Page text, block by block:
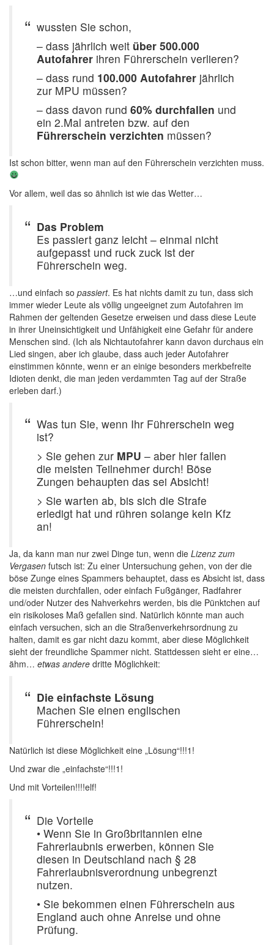
wussten Sie schon,
– dass jährlich weit über 500.000
Autofahrer ihren Führerschein verlieren?
– dass rund 100.000 Autofahrer jährlich
zur MPU müssen?
– dass davon rund 60% durchfallen und
ein 2.Mal antreten bzw. auf den
Führerschein verzichten müssen?
Ist schon bitter, wenn man auf den Führerschein verzichten muss.
Vor allem, weil das so ähnlich ist wie das Wetter…
Das Problem
Es passiert ganz leicht – einmal nicht
aufgepasst und ruck zuck ist der
Führerschein weg.
…und einfach so passiert. Es hat nichts damit zu tun, dass sich
immer wieder Leute als völlig ungeeignet zum Autofahren im
Rahmen der geltenden Gesetze erweisen und dass diese Leute
in ihrer Uneinsichtigkeit und Unfähigkeit eine Gefahr für andere
Menschen sind. (Ich als Nichtautofahrer kann davon durchaus ein
Lied singen, aber ich glaube, dass auch jeder Autofahrer
einstimmen könnte, wenn er an einige besonders merkbefreite
Idioten denkt, die man jeden verdammten Tag auf der Straße
erleben darf.)
Was tun Sie, wenn Ihr Führerschein weg
ist?
> Sie gehen zur MPU – aber hier fallen
die meisten Teilnehmer durch! Böse
Zungen behaupten das sei Absicht!
> Sie warten ab, bis sich die Strafe
erledigt hat und rühren solange kein Kfz
an!
Ja, da kann man nur zwei Dinge tun, wenn die Lizenz zum
Vergasen futsch ist: Zu einer Untersuchung gehen, von der die
böse Zunge eines Spammers behauptet, dass es Absicht ist, dass
die meisten durchfallen, oder einfach Fußgänger, Radfahrer
und/oder Nutzer des Nahverkehrs werden, bis die Pünktchen auf
ein risikoloses Maß gefallen sind. Natürlich könnte man auch
einfach versuchen, sich an die Straßenverkehrsordnung zu
halten, damit es gar nicht dazu kommt, aber diese Möglichkeit
sieht der freundliche Spammer nicht. Stattdessen sieht er eine…
ähm… etwas andere dritte Möglichkeit:
Die einfachste Lösung
Machen Sie einen englischen
Führerschein!
Natürlich ist diese Möglichkeit eine „Lösung“!!!1!
Und zwar die „einfachste“!!!1!
Und mit Vorteilen!!!!elf!
Die Vorteile
• Wenn Sie in Großbritannien eine
Fahrerlaubnis erwerben, können Sie
diesen in Deutschland nach § 28
Fahrerlaubnisverordnung unbegrenzt
nutzen.
• Sie bekommen einen Führerschein aus
England auch ohne Anreise und ohne
Prüfung.